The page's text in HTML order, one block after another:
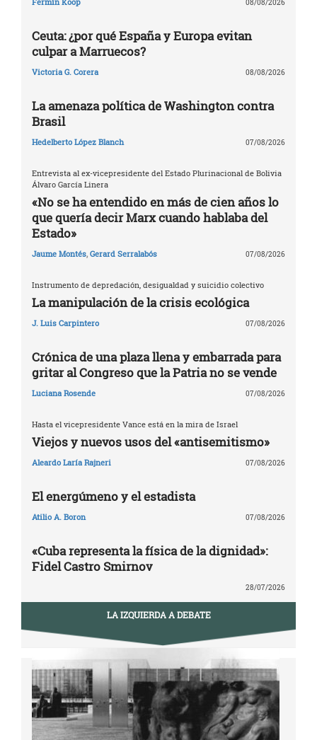
08/08/2026
Ceuta: ¿por qué España y Europa evitan
culpar a Marruecos?
Victoria G. Corera 08/08/2026
La amenaza política de Washington contra
Brasil
Hedelberto López Blanch 07/08/2026
Entrevista al ex-vicepresidente del Estado Plurinacional de Bolivia
Álvaro García Linera
«No se ha entendido en más de cien años lo
que quería decir Marx cuando hablaba del
Estado»
Jaume Montés, Gerard Serralabós 07/08/2026
Instrumento de depredación, desigualdad y suicidio colectivo
La manipulación de la crisis ecológica
J. Luis Carpintero 07/08/2026
Crónica de una plaza llena y embarrada para
gritar al Congreso que la Patria no se vende
Luciana Rosende 07/08/2026
Hasta el vicepresidente Vance está en la mira de Israel
Viejos y nuevos usos del «antisemitismo»
Aleardo Laría Rajneri 07/08/2026
El energúmeno y el estadista
Atilio A. Boron 07/08/2026
«Cuba representa la física de la dignidad»:
Fidel Castro Smirnov
28/07/2026
LA IZQUIERDA A DEBATE